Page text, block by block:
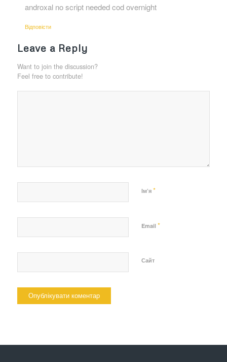
androxal no script needed cod overnight
Відповіcти
Leave a Reply
Want to join the discussion?
Feel free to contribute!
Ім’я *
Email *
Сайт